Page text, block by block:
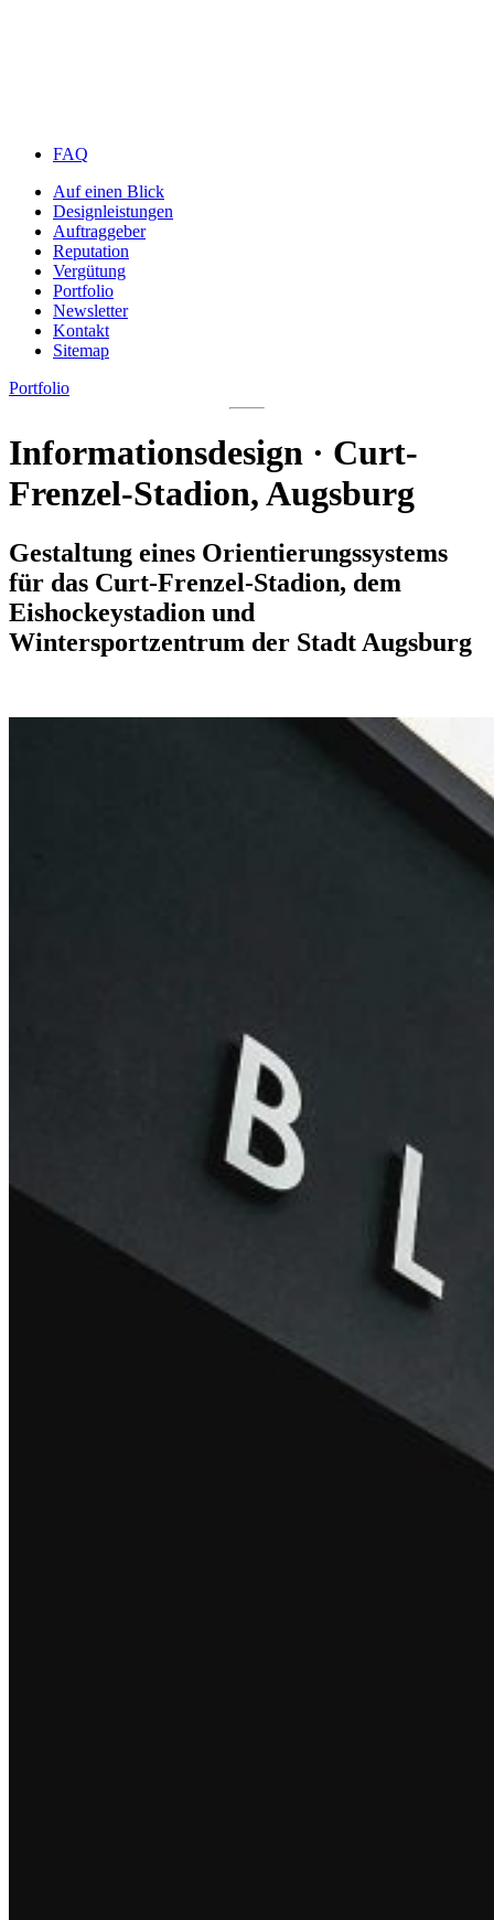
FAQ
Auf einen Blick
Designleistungen
Auftraggeber
Reputation
Vergütung
Portfolio
Newsletter
Kontakt
Sitemap
Portfolio
Informationsdesign · Curt-
Frenzel-Stadion, Augsburg
Gestaltung eines Orientierungssystems
für das Curt-Frenzel-Stadion, dem
Eishockeystadion und
Wintersportzentrum der Stadt Augsburg